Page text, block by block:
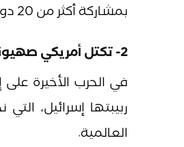
بمشاركة أكثر من 20 دولة، أبرزها الصين وروسيا والهند وباكستان وتركيا وإيران وكوريا الشمالية وبيلاروسيا.
2- تكتل أمريكي صهيوني
في الحرب الأخيرة
ربيبتها إسرائيل،
العالمية.